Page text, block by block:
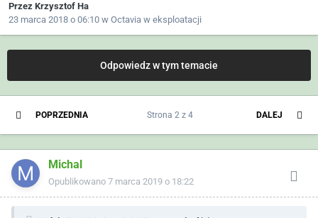
Przez Krzysztof Ha
23 marca 2018 o 06:10 w Octavia w eksploatacji
Odpowiedz w tym temacie
POPRZEDNIA DALEJ
Strona 2 z 4
Michal
Opublikowano 7 marca 2019 o 18:22